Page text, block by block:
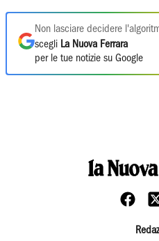
Non lasciare decidere
scegli La Nuova Ferrara
per le tue notizie su Google